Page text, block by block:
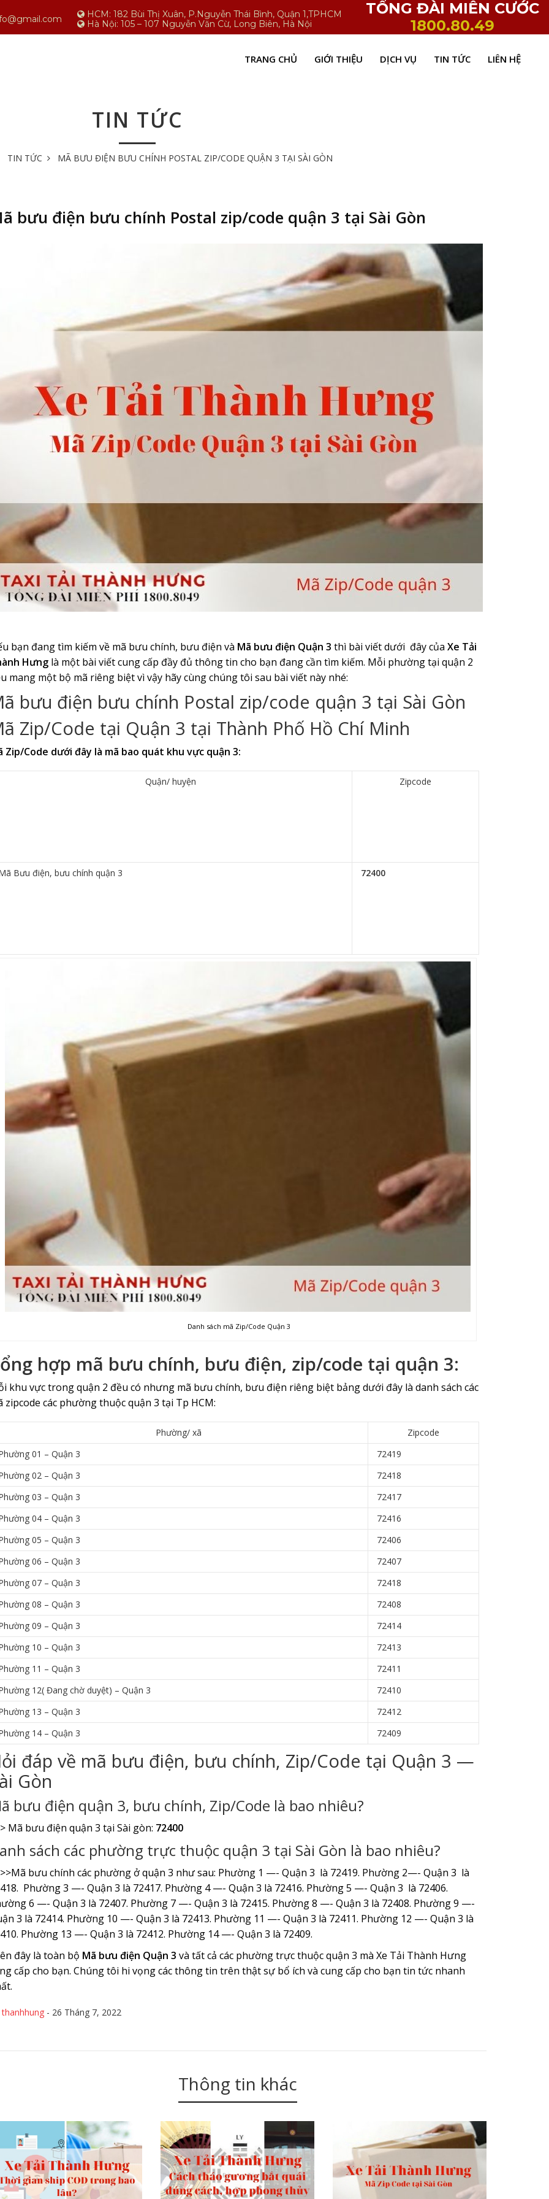
HCM: 182 Bùi Thị Xuân, P.Nguyễn Thái Bình, Quận 1,TPHCM
Hà Nội: 105 – 107 Nguyễn Văn Cừ, Long Biên, Hà Nội
TỔNG ĐÀI MIỄN CƯỚC
1800.80.49
TRANG CHỦ GIỚI THIỆU DỊCH VỤ TIN TỨC LIÊN HỆ
TIN TỨC
TIN TỨC MÃ BƯU ĐIỆN BƯU CHÍNH POSTAL ZIP/CODE QUẬN 3 TẠI SÀI GÒN
bưu điện bưu chính Postal zip/code quận 3 tại Sài Gòn
bạn đang tìm kiếm về mã bưu chính, bưu điện và Mã bưu điện Quận 3 thì bài viết dưới đây của Xe Tải
Hưnglà một bài viết cung cấp đầy đủ thông tin cho bạn đang cần tìm kiếm. Mỗi phường tại quận 2
mang một bộ mã riêng biệt vì vậy hãy cùng chúng tôi sau bài viết này nhé:
bưu điện bưu chính Postal zip/code quận 3 tại Sài Gòn
Zip/Code tại Quận 3 tại Thành Phố Hồ Chí Minh
Zip/Code dưới đây là mã bao quát khu vực quận 3:
Quận/ huyện Zipcode
Bưu điện, bưu chính quận 3 72400
Danh sách mã Zip/Code Quận 3
hợp mã bưu chính, bưu điện, zip/code tại quận 3:
khu vực trong quận 2 đều có nhưng mã bưu chính, bưu điện riêng biệt bảng dưới đây là danh sách các
zipcode các phường thuộc quận 3 tại Tp HCM:
Phường/ xã
Zipcode
01 – Quận 3
72419
02 – Quận 3
72418
03 – Quận 3
72417
04 – Quận 3
72416
05 – Quận 3
72406
06 – Quận 3
72407
07 – Quận 3
72418
08 – Quận 3
72408
09 – Quận 3
72414
10 – Quận 3
72413
11 – Quận 3
72411
12( Đang chờ duyệt) – Quận 3
72410
13 – Quận 3
72412
14 – Quận 3
72409
đáp về mã bưu điện, bưu chính, Zip/Code tại Quận 3 —
Gòn
bưu điện quận 3, bưu chính, Zip/Code là bao nhiêu?
Mã bưu điện quận 3 tại Sài gòn: 72400
sách các phường trực thuộc quận 3 tại Sài Gòn là bao nhiêu?
bưu chính các phường ở quận 3 như sau: Phường 1 —- Quận 3 là 72419. Phường 2—- Quận 3 là
Phường 3 —- Quận 3 là 72417. Phường 4 —- Quận 3 là 72416. Phường 5 —- Quận 3 là 72406.
6 —- Quận 3 là 72407. Phường 7 —- Quận 3 là 72415. Phường 8 —- Quận 3 là 72408. Phường 9 —-
3 là 72414. Phường 10 —- Quận 3 là 72413. Phường 11 —- Quận 3 là 72411. Phường 12 —- Quận 3 là
Phường 13 —- Quận 3 là 72412. Phường 14 —- Quận 3 là 72409.
đây là toàn bộ Mã bưu điện Quận 3 và tất cả các phường trực thuộc quận 3 mà Xe Tải Thành Hưng
cấp cho bạn. Chúng tôi hi vọng các thông tin trên thật sự bổ ích và cung cấp cho bạn tin tức nhanh
thanhhung- 26 Tháng 7, 2022
Thông tin khác